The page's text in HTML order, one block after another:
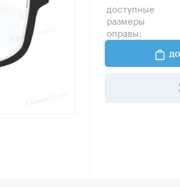
доступные
размеры
оправы: